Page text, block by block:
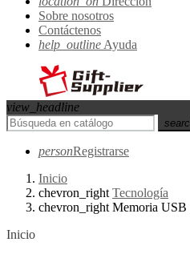
Sobre nosotros
Contáctenos
help_outline Ayuda
view_headline
personRegistrarse
Inicio
chevron_right Tecnología
chevron_right Memoria USB
Inicio